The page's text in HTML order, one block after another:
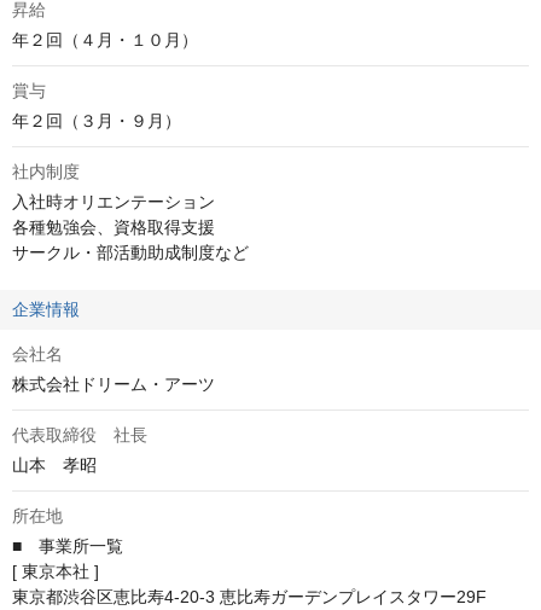
昇給
年２回（４月・１０月）
賞与
年２回（３月・９月）
社内制度
入社時オリエンテーション
各種勉強会、資格取得支援
サークル・部活動助成制度など
企業情報
会社名
株式会社ドリーム・アーツ
代表取締役 社長
山本　孝昭
所在地
■　事業所一覧
[ 東京本社 ]
東京都渋谷区恵比寿4-20-3 恵比寿ガーデンプレイスタワー29F